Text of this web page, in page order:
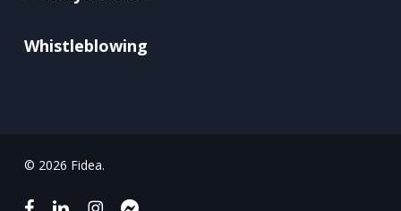
Whistleblowing
© 2026 Fidea.
facebooklinkedininstagrammessenger